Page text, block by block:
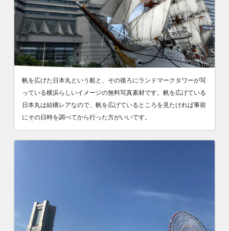
帆を広げた日本丸という船と、その後ろにランドマークタワーが写
っている横浜らしいイメージの無料写真素材です。帆を広げている
日本丸は結構レアなので、帆を広げているところを見たければ事前
にその日時を調べてから行った方がいいです。